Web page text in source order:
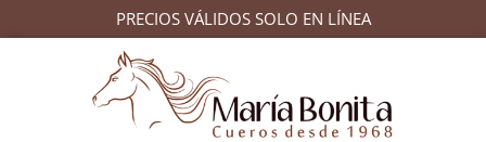
PRECIOS VÁLIDOS SOLO EN LÍNEA